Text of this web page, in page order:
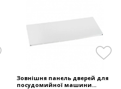
Зовнішня панель дверей для
посудомийної машини...